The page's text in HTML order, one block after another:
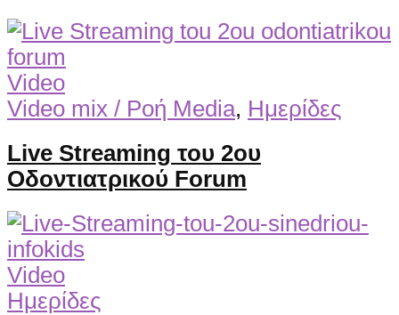
Video
Video mix / Ροή Media, Ημερίδες
Live Streaming του 2ου
Οδοντιατρικού Forum
Video
Ημερίδες